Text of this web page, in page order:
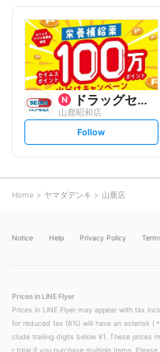
l
o
w
ドラッグセイムス
山鹿昭和店
s
t
o
w
Follow
Home ヤマダデンキ 山鹿店
Notice Help Privacy Policy
Prices in LINE Flyer
Prices in LINE Flyer may appear with tax
for reduced tax (8%) will have an asterisk (
clude trailing digits below ¥1. These prices
r total if you purchase multiple items.